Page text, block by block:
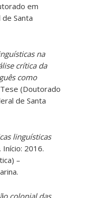
em
Santa
na
crítica da
como
(Doutorado
de Santa
linguísticas
. Início: 2016.
–
colonial das